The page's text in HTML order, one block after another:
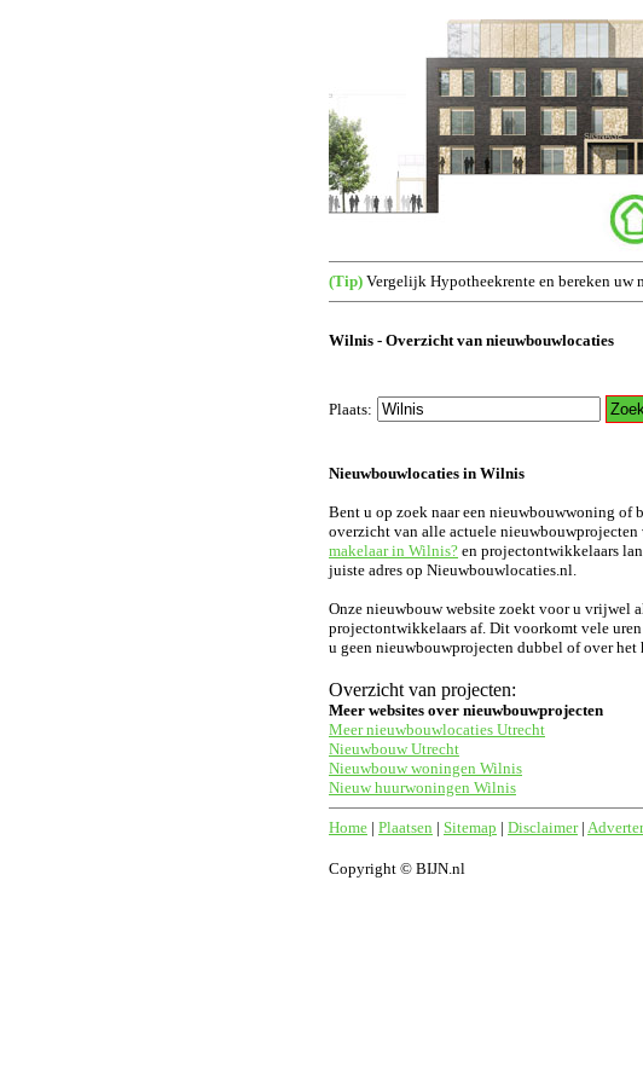
(Tip) Vergelijk Hypotheekrente en bereken uw
Wilnis - Overzicht van nieuwbouwlocaties
Plaats:
Nieuwbouwlocaties in Wilnis
Bent u op zoek naar een nieuwbouwwoning of
overzicht van alle actuele
makelaar in Wilnis? en projectontwikkelaars
juiste adres op Nieuwbouwlocaties.nl.
Onze nieuwbouw website zoekt voor u vrijwel
projectontwikkelaars af. Dit voorkomt vele
u geen nieuwbouwprojecten dubbel of over het
Overzicht van projecten:
Meer websites over nieuwbouwprojecten
Meer nieuwbouwlocaties Utrecht
Nieuwbouw Utrecht
Nieuwbouw woningen Wilnis
Nieuw huurwoningen Wilnis
Home | Plaatsen | Sitemap | Disclaimer|
Copyright © BIJN.nl